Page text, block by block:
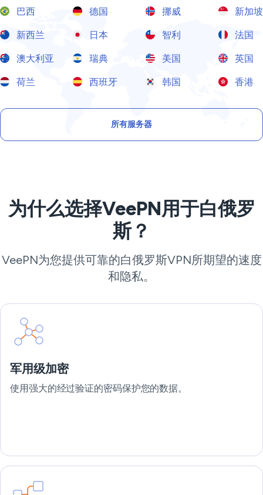
巴西 德国 挪威 新加坡
新西兰 日本 智利 法国
澳大利亚 瑞典 美国 英国
荷兰 西班牙 韩国 香港
所有服务器
为什么选择VeePN用于白俄罗
斯？
VeePN为您提供可靠的白俄罗斯VPN所期望的速度
和隐私。
军用级加密
使用强大的经过验证的密码保护您的数据。